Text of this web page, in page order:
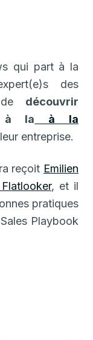
qui part à la
des
de découvrir
à la à la
entreprise.
reçoit Emilien
Flatlooker, et il
pratiques
Playbook